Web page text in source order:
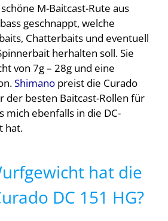
M-Baitcast-Rute aus
geschnappt, welche
Chatterbaits und eventuell
herhalten soll. Sie
von 7g – 28g und eine
Shimano preist die Curado
der besten Baitcast-Rollen für
mich ebenfalls in die DC-
hat.
hat die
DC 151 HG?